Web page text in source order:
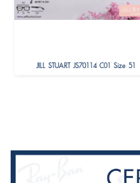
JILL STUART JS70114 C01 Size 51